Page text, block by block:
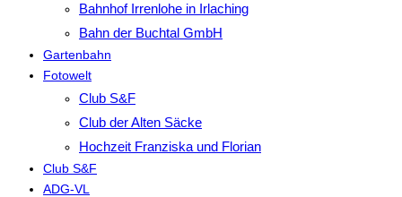
Bahnhof Irrenlohe in Irlaching
Bahn der Buchtal GmbH
Gartenbahn
Fotowelt
Club S&F
Club der Alten Säcke
Hochzeit Franziska und Florian
Club S&F
ADG-VL